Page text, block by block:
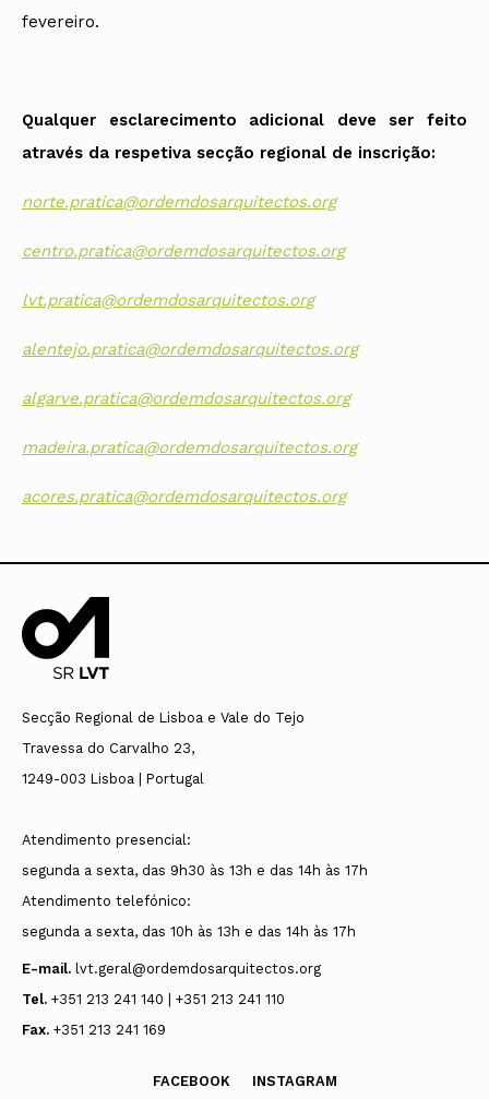
fevereiro.
Qualquer esclarecimento adicional deve ser feito
através da respetiva secção regional de inscrição:
norte.pratica@ordemdosarquitectos.org
centro.pratica@ordemdosarquitectos.org
lvt.pratica@ordemdosarquitectos.org
alentejo.pratica@ordemdosarquitectos.org
algarve.pratica@ordemdosarquitectos.org
madeira.pratica@ordemdosarquitectos.org
acores.pratica@ordemdosarquitectos.org
Secção Regional de Lisboa e Vale do Tejo
Travessa do Carvalho 23,
1249-003 Lisboa | Portugal
Atendimento presencial:
segunda a sexta, das 9h30 às 13h e das 14h às 17h
Atendimento telefónico:
segunda a sexta, das 10h às 13h e das 14h às 17h
E-mail. lvt.geral@ordemdosarquitectos.org
Tel. +351 213 241 140 | +351 213 241 110
Fax. +351 213 241 169
FACEBOOK INSTAGRAM